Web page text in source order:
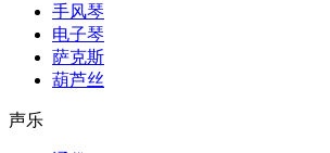
手风琴
电子琴
萨克斯
葫芦丝
声乐